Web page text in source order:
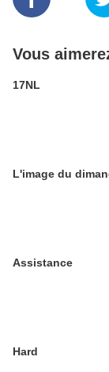
Vous
17NL
L'image du
Assistance
Hard